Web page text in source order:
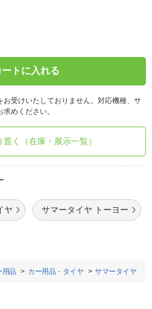
ートに入れる
受けいたしておりません。対応機種、サ
めください。
置く（在庫・展示一覧）
ヤ サマータイヤ トーヨー
用品 カー用品・タイヤ サマータイヤ